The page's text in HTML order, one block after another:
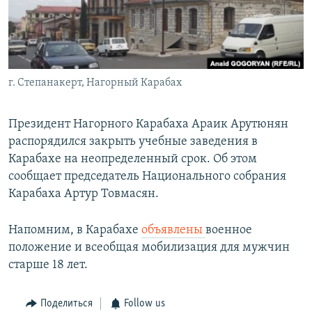
Հայերեն
English
Русский
г. Степанакерт, Нагорный Карабах
Президент Нагорного Карабаха Араик Арутюнян
распорядился закрыть учебные заведения в
Карабахе на неопределенный срок. Об этом
сообщает председатель Национального собрания
Карабаха Артур Товмасян.
Напомним, в Карабахе объявлены военное
положение и всеобщая мобилизация для мужчин
старше 18 лет.
Поделиться Follow us